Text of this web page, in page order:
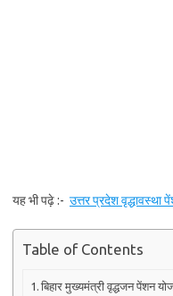
यह भी पढ़े :- उत्तर प्रदेश
Table of Contents
बिहार मुख्यमंत्री वृद्धजन पेंशन